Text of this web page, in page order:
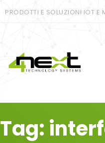
PRODOTTI E SOLUZIONI IOT E
Tag: